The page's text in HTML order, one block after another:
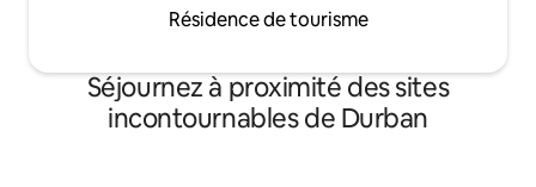
Résidence de tourisme
Séjournez à proximité des sites
incontournables de Durban